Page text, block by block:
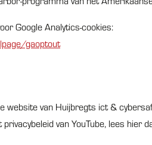
Google Analytics-cookies:
gaoptout
website van Huijbregts ict &
van YouTube, lees hier